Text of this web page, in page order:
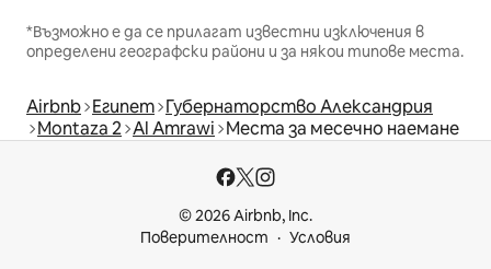
*Възможно е да се прилагат известни изключения в
определени географски райони и за някои типове места.
Airbnb Египет Губернаторство Александрия
Montaza 2 Al Amrawi Места за месечно наемане
© 2026 Airbnb, Inc.
Поверителност
Условия